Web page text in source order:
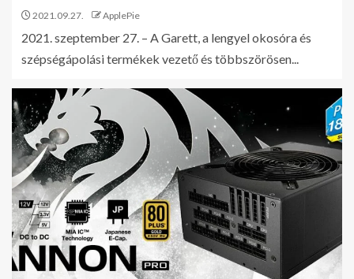
2021.09.27. ApplePie
2021. szeptember 27. – A Garett, a lengyel okosóra és
szépségápolási termékek vezető és többszörösen...